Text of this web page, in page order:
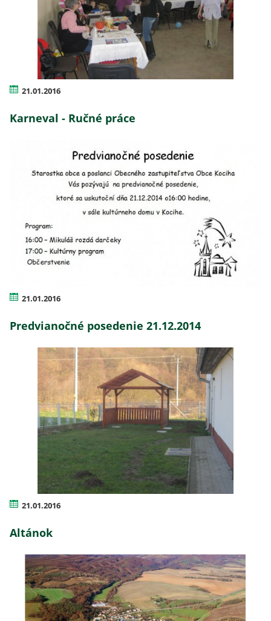
21.01.2016
Karneval - Ručné práce
21.01.2016
Predvianočné posedenie 21.12.2014
21.01.2016
Altánok